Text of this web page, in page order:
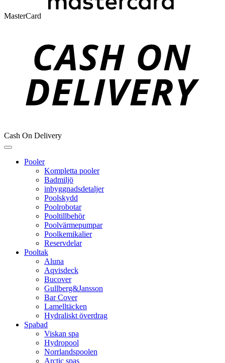
MasterCard
Cash On Delivery
Pooler
Kompletta pooler
Badmiljö
inbyggnadsdetaljer
Poolskydd
Poolrobotar
Pooltillbehör
Poolvärmepumpar
Poolkemikalier
Reservdelar
Pooltak
Aluna
Aqvisdeck
Bucover
Gullberg&Jansson
Bar Cover
Lamelltäcken
Hydraliskt överdrag
Spabad
Viskan spa
Hydropool
Norrlandspoolen
Arctic spas